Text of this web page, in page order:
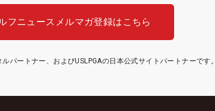
フニュース メルマガ登録はこちら
パートナー、およびUSLPGAの日本公式サイトパートナーです。